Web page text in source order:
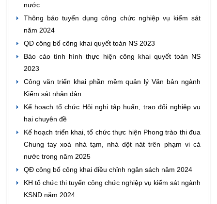
nước
Thông báo tuyển dụng công chức nghiệp vụ kiểm sát
năm 2024
QĐ công bố công khai quyết toán NS 2023
Báo cáo tình hình thực hiện công khai quyết toán NS
2023
Công văn triển khai phần mềm quản lý Văn bản ngành
Kiểm sát nhân dân
Kế hoạch tổ chức Hội nghị tập huấn, trao đổi nghiệp vụ
hai chuyên đề
Kế hoạch triển khai, tổ chức thực hiện Phong trào thi đua
Chung tay xoá nhà tạm, nhà dột nát trên phạm vi cả
nước trong năm 2025
QĐ công bố công khai điều chỉnh ngân sách năm 2024
KH tổ chức thi tuyển công chức nghiệp vụ kiểm sát ngành
KSND năm 2024